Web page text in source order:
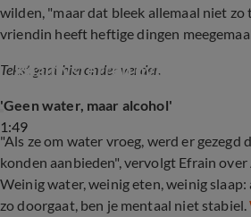
wilden, "maar dat bleek allemaal niet zo
vriendin heeft heftige dingen
Tekst gaat hieronder verder.
1:49
Realitysterren over
'Geen water, maar alcohol'
"Als ze om water vroeg, werd er gezegd
konden aanbieden", vervolgt Efrain over
Weinig water, weinig eten, weinig
zo doorgaat, ben je mentaal niet stabiel.